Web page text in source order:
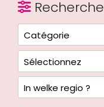
Recherche